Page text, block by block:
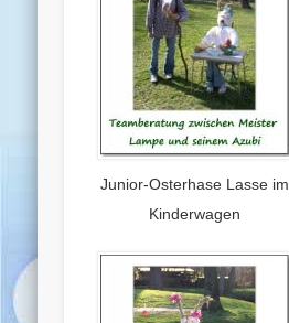
Junior-Osterhase Lasse im
Kinderwagen